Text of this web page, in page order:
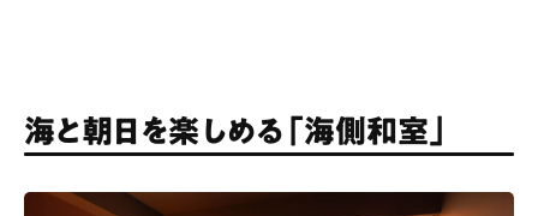
海と朝日を楽しめる「海側和室」